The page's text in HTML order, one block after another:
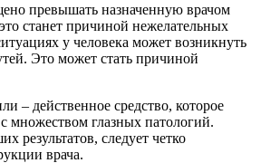
превышать назначенную врачом
станет причиной нежелательных
у человека может возникнуть
Это может стать причиной
– действенное средство, которое
множеством глазных патологий.
результатов, следует четко
врача.